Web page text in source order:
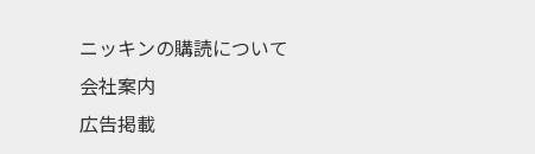
ニッキンの購読について
会社案内
広告掲載